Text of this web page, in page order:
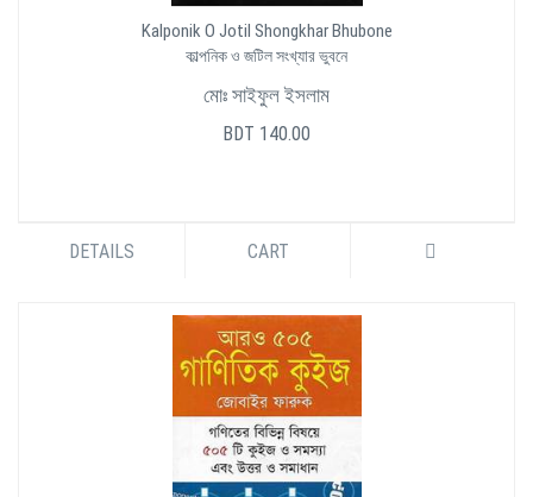
Kalponik O Jotil Shongkhar Bhubone
কাল্পনিক ও জটিল সংখ্যার ভুবনে
মোঃ সাইফুল ইসলাম
BDT 140.00
DETAILS CART